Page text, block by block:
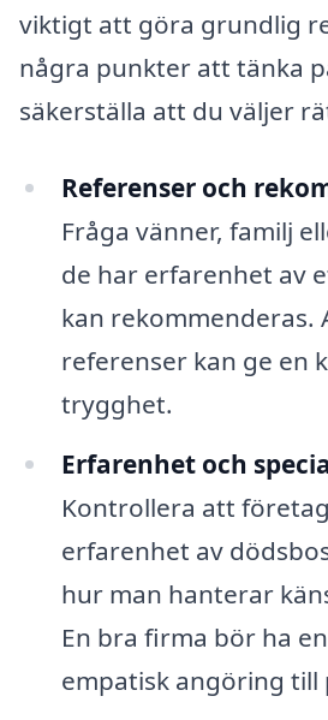
viktigt att göra grundlig
några punkter att tänka
säkerställa att du väljer
Referenser och
Fråga vänner, familj
de har erfarenhet av
kan rekommenderas.
referenser kan ge en
trygghet.
Erfarenhet och
Kontrollera att
erfarenhet av
hur man hanterar
En bra firma bör ha
empatisk angöring till